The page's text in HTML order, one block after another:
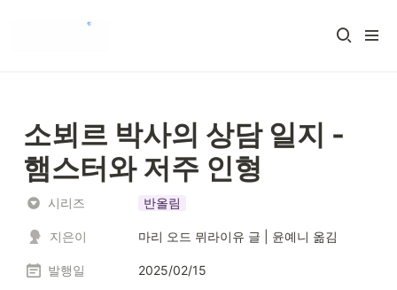
소뵈르 박사의 상담 일지 -
햄스터와 저주 인형
시리즈 반올림
지은이 마리 오드 뮈라이유 글 | 윤예니 옮김
발행일 2025/02/15